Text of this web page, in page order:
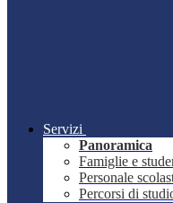
Servizi
Panoramica
Famiglie e
Personale
Percorsi di